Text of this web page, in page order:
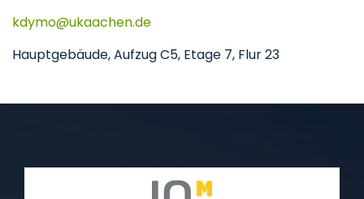
kdymo
ukaachende
Hauptgebäude, Aufzug C5, Etage 7, Flur 23